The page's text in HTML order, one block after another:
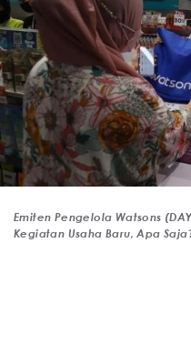
Emiten Pengelola Watsons
Kegiatan Usaha Baru, Apa